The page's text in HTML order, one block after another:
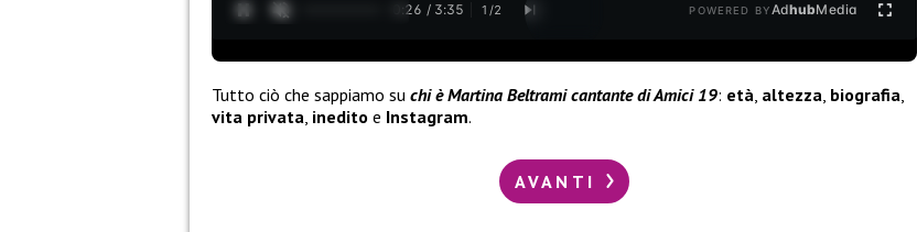
0:27 / 3:35 1 /2 POWERED BYAdhubMedia
Tutto ciò che sappiamo su chi è Martina Beltrami cantante di Amici 19: età altezza biografia
vita privata inedito e Instagram.
AVANTI